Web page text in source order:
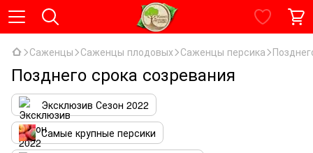
Саженцы Саженцы плодовых Саженцы персика
Позднего срока созревания
Эксклюзив Сезон 2022
Самые крупные персики